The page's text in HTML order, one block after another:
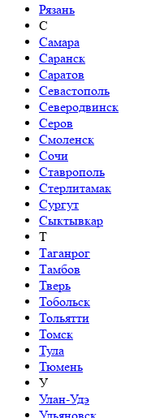
Рязань
С
Самара
Саранск
Саратов
Севастополь
Северодвинск
Серов
Смоленск
Сочи
Ставрополь
Стерлитамак
Сургут
Сыктывкар
Т
Таганрог
Тамбов
Тверь
Тобольск
Тольятти
Томск
Тула
Тюмень
У
Улан-Удэ
Ульяновск